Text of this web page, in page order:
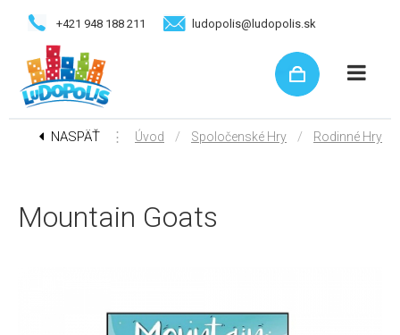
+421 948 188 211 ludopolis@ludopolis.sk
NASPÄŤ ⋮ Úvod / Spoločenské Hry / Rodinné Hry
Mountain Goats